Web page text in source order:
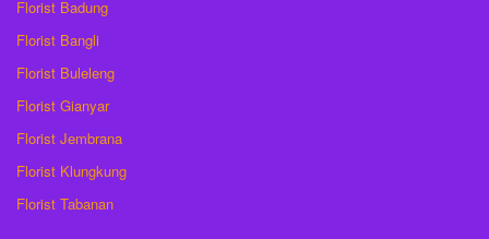
Florist Badung
Florist Bangli
Florist Buleleng
Florist Gianyar
Florist Jembrana
Florist Klungkung
Florist Tabanan